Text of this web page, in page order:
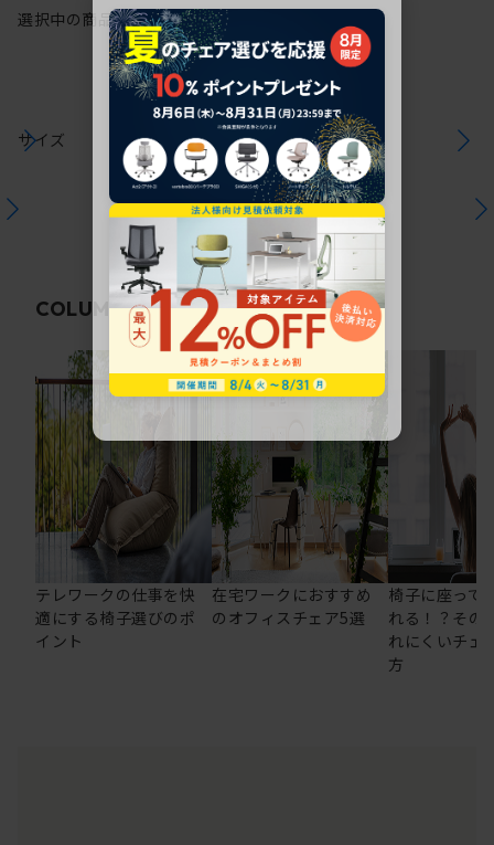
選択中の商品情報保証注意事項
サイズ
COLUMN関連コラム
テレワークの仕事を快
適にする椅子選びのポ
イント
在宅ワークにおすすめ
のオフィスチェア5選
椅子に座って
れる！？その
れにくいチェ
方